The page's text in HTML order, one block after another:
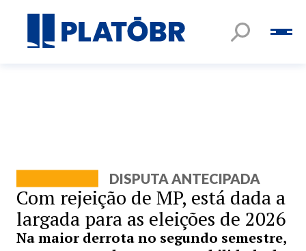
DISPUTA ANTECIPADA
Com rejeição de MP, está dada a
largada para as eleições de 2026
Na maior derrota no segundo semestre,